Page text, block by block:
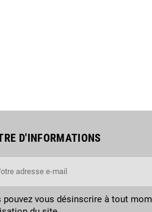
D'INFORMATIONS
pouvez vous désinscrire à tout